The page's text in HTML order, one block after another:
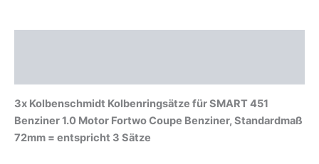
15
3x Kolbenschmidt Kolbenringsätze für SMART 451
Benziner 1.0 Motor Fortwo Coupe Benziner, Standardmaß
72mm = entspricht 3 Sätze